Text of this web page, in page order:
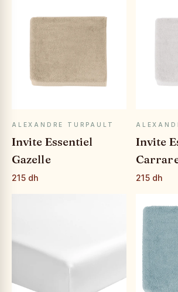
APERÇU RAPIDE
ALEXANDRE TURPAULT
Invite Essentiel
Gazelle
215 dh
Invite
215 dh